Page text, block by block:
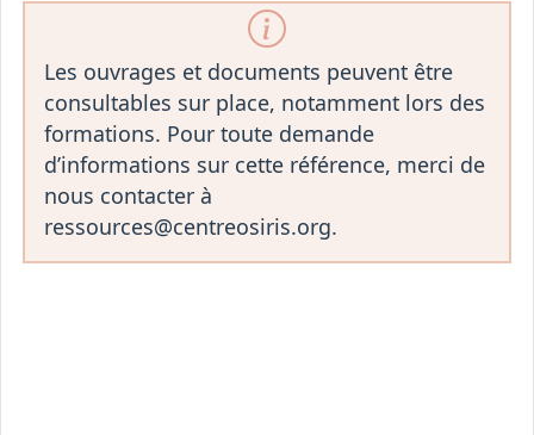
Les ouvrages et documents peuvent être
consultables sur place, notamment lors des
formations. Pour toute demande
d’informations sur cette référence, merci de
nous contacter à
ressources@centreosiris.org.